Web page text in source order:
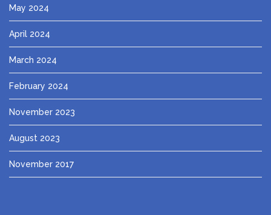
May 2024
April 2024
March 2024
February 2024
November 2023
August 2023
November 2017